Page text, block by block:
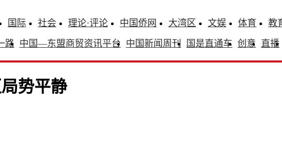
国际 社会 理论·评论 中国侨网 大湾区 文娱 体育 教
路 中国—东盟商贸资讯平台 中国新闻周刊 国是直通车 创意 直播
势平静